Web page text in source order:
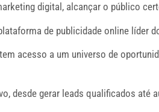
digital, alcançar o público
de publicidade online líder
acesso a um universo de
desde gerar leads qualificados até